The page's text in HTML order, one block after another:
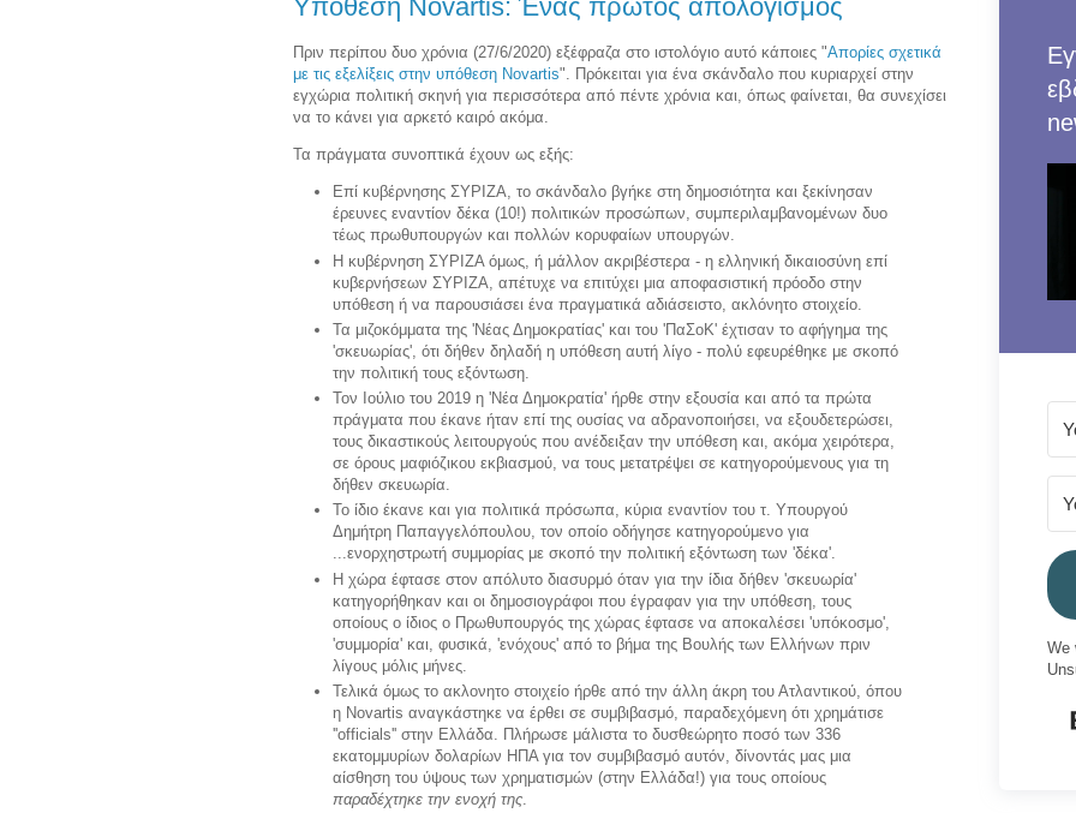
Υπόθεση Novartis: Ένας πρώτος απολογισμός
Πριν περίπου δυο χρόνια (27/6/2020) εξέφραζα στο ιστολόγιο αυτό κάποιες "Απορίες σχετικά
με τις εξελίξεις στην υπόθεση Novartis". Πρόκειται για ένα σκάνδαλο που κυριαρχεί στην
εγχώρια πολιτική σκηνή για περισσότερα από πέντε χρόνια και, όπως φαίνεται, θα συνεχίσει
να το κάνει για αρκετό καιρό ακόμα.
Τα πράγματα συνοπτικά έχουν ως εξής:
Επί κυβέρνησης ΣΥΡΙΖΑ, το σκάνδαλο βγήκε στη δημοσιότητα και ξεκίνησαν
έρευνες εναντίον δέκα (10!) πολιτικών προσώπων, συμπεριλαμβανομένων δυο
τέως πρωθυπουργών και πολλών κορυφαίων υπουργών.
Η κυβέρνηση ΣΥΡΙΖΑ όμως, ή μάλλον ακριβέστερα - η ελληνική δικαιοσύνη επί
κυβερνήσεων ΣΥΡΙΖΑ, απέτυχε να επιτύχει μια αποφασιστική πρόοδο στην
υπόθεση ή να παρουσιάσει ένα πραγματικά αδιάσειστο, ακλόνητο στοιχείο.
Τα μιζοκόμματα της 'Νέας Δημοκρατίας' και του 'ΠαΣοΚ' έχτισαν το αφήγημα της
'σκευωρίας', ότι δήθεν δηλαδή η υπόθεση αυτή λίγο - πολύ εφευρέθηκε με σκοπό
την πολιτική τους εξόντωση.
Τον Ιούλιο του 2019 η 'Νέα Δημοκρατία' ήρθε στην εξουσία και από τα πρώτα
πράγματα που έκανε ήταν επί της ουσίας να αδρανοποιήσει, να εξουδετερώσει,
τους δικαστικούς λειτουργούς που ανέδειξαν την υπόθεση και, ακόμα χειρότερα,
σε όρους μαφιόζικου εκβιασμού, να τους μετατρέψει σε κατηγορούμενους για τη
δήθεν σκευωρία.
Το ίδιο έκανε και για πολιτικά πρόσωπα, κύρια εναντίον του τ. Υπουργού
Δημήτρη Παπαγγελόπουλου, τον οποίο οδήγησε κατηγορούμενο για
...ενορχηστρωτή συμμορίας με σκοπό την πολιτική εξόντωση των 'δέκα'.
Η χώρα έφτασε στον απόλυτο διασυρμό όταν για την ίδια δήθεν 'σκευωρία'
κατηγορήθηκαν και οι δημοσιογράφοι που έγραφαν για την υπόθεση, τους
οποίους ο ίδιος ο Πρωθυπουργός της χώρας έφτασε να αποκαλέσει 'υπόκοσμο',
'συμμορία' και, φυσικά, 'ενόχους' από το βήμα της Βουλής των Ελλήνων πριν
λίγους μόλις μήνες.
Τελικά όμως το ακλονητο στοιχείο ήρθε από την άλλη άκρη του Ατλαντικού, όπου
η Novartis αναγκάστηκε να έρθει σε συμβιβασμό, παραδεχόμενη ότι χρημάτισε
''officials'' στην Ελλάδα. Πλήρωσε μάλιστα το δυσθεώρητο ποσό των 336
εκατομμυρίων δολαρίων ΗΠΑ για τον συμβιβασμό αυτόν, δίνοντάς μας μια
αίσθηση του ύψους των χρηματισμών (στην Ελλάδα!) για τους οποίους
παραδέχτηκε την ενοχή της.
We